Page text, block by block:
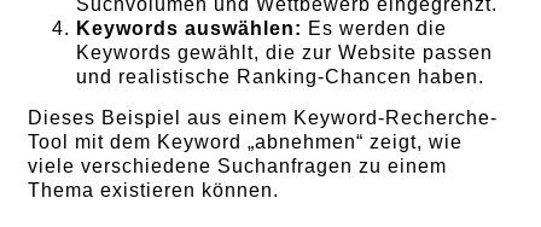
Keywords auswählen: Es werden die
Keywords gewählt, die zur Website passen
und realistische Ranking-Chancen haben.
Dieses Beispiel aus einem Keyword-Recherche-
Tool mit dem Keyword „abnehmen“ zeigt, wie
viele verschiedene Suchanfragen zu einem
Thema existieren können.